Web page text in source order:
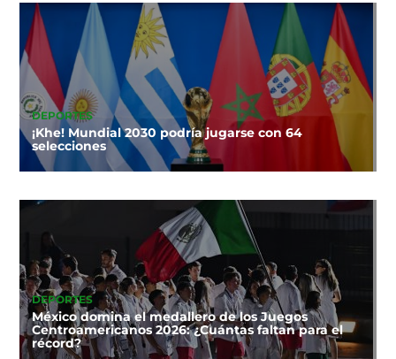
DEPORTES
¡Khe! Mundial 2030 podría jugarse con 64
selecciones
DEPORTES
México domina el medallero de los Juegos
Centroamericanos 2026: ¿Cuántas faltan para el
récord?